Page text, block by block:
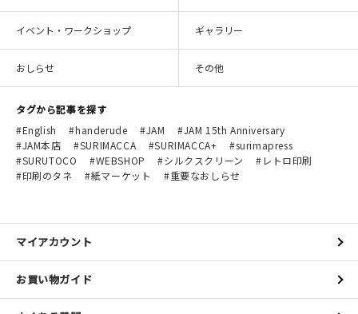
イベント・ワークショップ ギャラリー
おしらせ その他
タグから記事を探す
English
handerude JAM
JAM 15th Anniversary
JAM本店
SURIMACCA SURIMACCA+
surimapress
SURUTOCO
WEBSHOP シルクスクリーン
レトロ印刷
印刷のタネ
紙マーケット 重要なおしらせ
マイアカウント
お買い物ガイド